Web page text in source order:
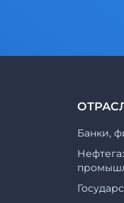
Банки,